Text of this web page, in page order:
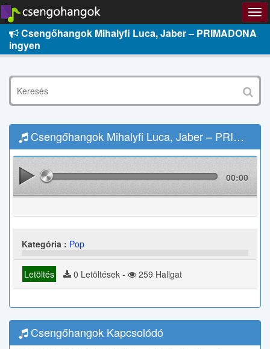
Csengőhangok Mihalyfi Luca, Jaber – PRIMADONA
ingyen
Csengőhangok Mihalyfi Luca, Jaber – PRIMADONA Letöltés
00:00
Kategória : Pop
Letöltés 0 Letöltések - 259 Hallgat
Csengőhangok Kapcsolódó